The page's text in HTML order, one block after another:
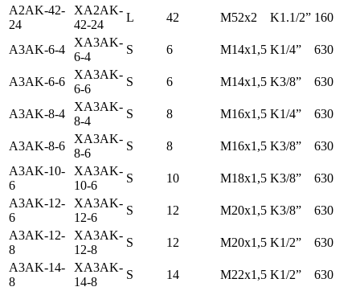
A2AK-42-
24
ХA2AK-
42-24
L 42 M52x2 K1.1/2” 160
A3AK-6-4
ХA3AK-
6-4
S 6 M14x1,5 K1/4” 630
A3AK-6-6
ХA3AK-
6-6
S 6 M14x1,5 K3/8” 630
A3AK-8-4
ХA3AK-
8-4
S 8 M16x1,5 K1/4” 630
A3AK-8-6
ХA3AK-
8-6
S 8 M16x1,5 K3/8”
630
A3AK-10-
6
ХA3AK-
10-6
S 10 M18x1,5 K3/8”
630
A3AK-12-
6
ХA3AK-
12-6
S 12 M20x1,5 K3/8”
630
A3AK-12-
8
ХA3AK-
12-8
S 12 M20x1,5 K1/2”
630
A3AK-14-
8
ХA3AK-
14-8
S 14 M22x1,5 K1/2”
630